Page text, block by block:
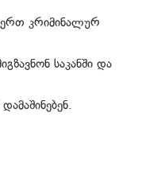
ერთ კრიმინალურ
საკანში და